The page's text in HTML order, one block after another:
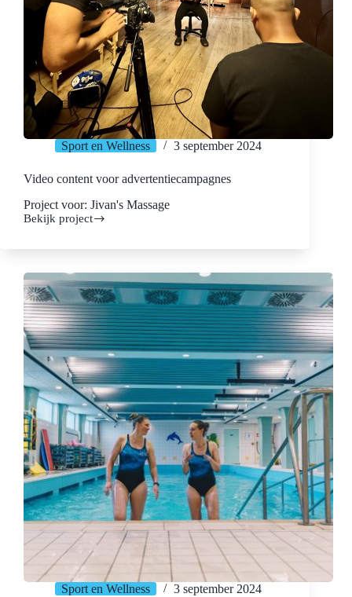
Sport en Wellness 3 september 2024
Video content voor advertentiecampagnes
Project voor: Jivan's Massage
Bekijk project
Video
voor
Sport en Wellness 3 september 2024